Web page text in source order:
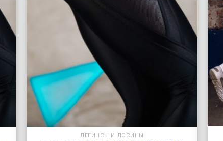
ЛЕГИНСЫ И ЛОСИНЫ